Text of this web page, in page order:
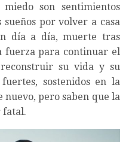
son sentimientos
por volver a casa
día a día, muerte tras
fuerza para continuar el
su vida y su
sostenidos en la
nuevo, pero saben que la
fatal.